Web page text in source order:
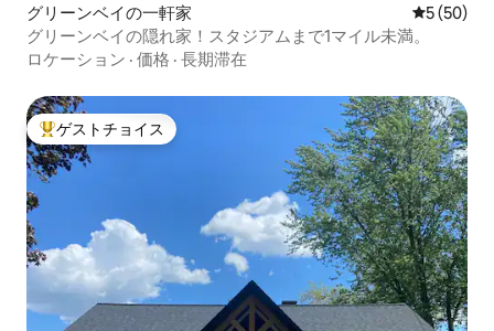
グリーンベイの一軒家 レビュー
5 (50)
グリーンベイの隠れ家！スタジアムまで1マイル未満。
ロケーション · 価格 · 長期滞在
大好評のゲストチョイスです。
ゲストチョイス